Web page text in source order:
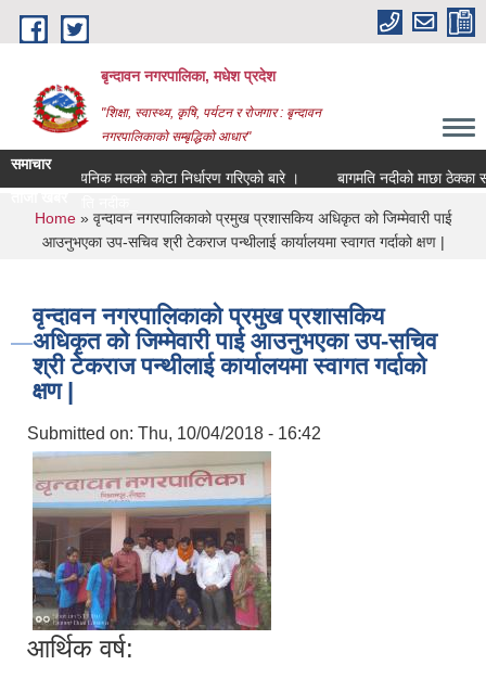
Skip to main content
बृन्दावन नगरपालिका, मधेश प्रदेश
"शिक्षा, स्वास्थ्य, कृषि, पर्यटन र रोजगार : बृन्दावन
नगरपालिकाको सम्बृद्धिको आधार"
समाचार
रासायनिक मलको कोटा निर्धारण गरिएको बारे ।
बागमति नदीको माछा ठेक्का
You are here
Home» वृन्दावन नगरपालिकाको प्रमुख प्रशासकिय अधिकृत को जिम्मेवारी पाई
आउनुभएका उप-सचिव श्री टेकराज पन्थीलाई कार्यालयमा स्वागत गर्दाको क्षण |
वृन्दावन नगरपालिकाको प्रमुख प्रशासकिय
अधिकृत को जिम्मेवारी पाई आउनुभएका उप-सचिव
श्री टेकराज पन्थीलाई कार्यालयमा स्वागत गर्दाको
क्षण |
Submitted on: Thu, 10/04/2018 - 16:42
आर्थिक वर्ष: